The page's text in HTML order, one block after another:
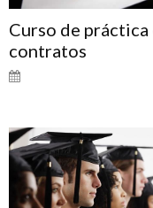
Curso de práctica
contratos